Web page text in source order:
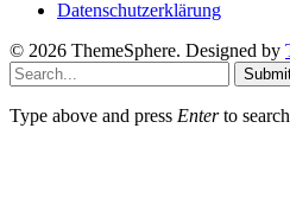
Datenschutzerklärung
© 2026 ThemeSphere. Designed by
Type above and press Enterto